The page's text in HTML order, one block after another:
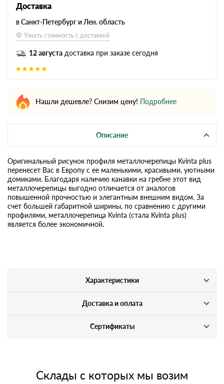
Доставка
в Санкт-Петербург и Лен. область
Узнать стоимость с доставкой
12 августа доставка при заказе сегодня
Нашли дешевле? Снизим цену! Подробнее
Описание
Оригинальный рисунок профиля металлочерепицы Kvinta plus
перенесет Вас в Европу с ее маленькими, красивыми, уютными
домиками. Благодаря наличию канавки на гребне этот вид
металлочерепицы выгодно отличается от аналогов
повышенной прочностью и элегантным внешним видом. За
счет большей габаритной ширины, по сравнению с другими
профилями, металлочерепица Kvinta (стала Kvinta plus)
является более экономичной.
Характеристики
Доставка и оплата
Сертификаты
Склады с которых мы возим